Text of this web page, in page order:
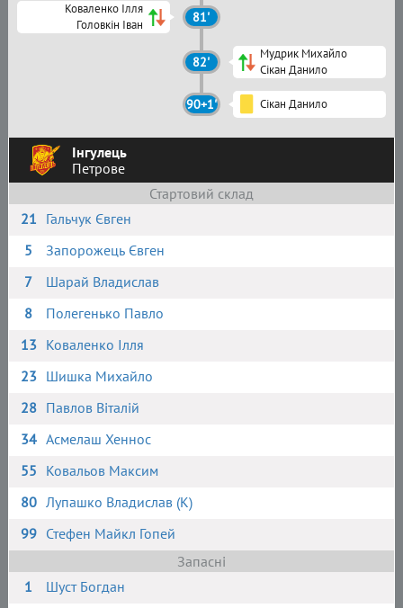
Інгулець
Петрове
Стартовий склад
21 Гальчук Євген
5
Запорожець Євген
7
Шарай Владислав
8
Полегенько Павло
13 Коваленко Ілля
23 Шишка Михайло
28 Павлов Віталій
34 Асмелаш Хеннос
55 Ковальов Максим
80 Лупашко Владислав (К)
99 Стефен Майкл Гопей
Запасні
1
Шуст Богдан
Коваленко Ілля
Головкін Іван
81'
82'
Мудрик Михайло
Сікан Данило
90+1' Сікан Данило